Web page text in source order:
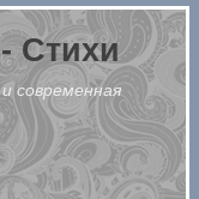
Стихи
современная